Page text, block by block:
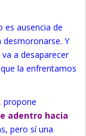
es ausencia de
desmoronarse. Y
a desaparecer
la enfrentamos
propone
adentro hacia
pero sí una